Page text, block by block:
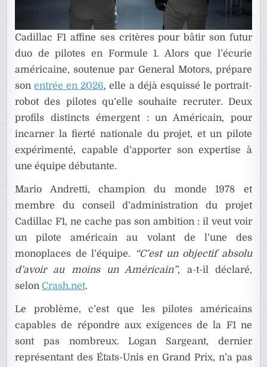
Cadillac F1 affine ses critères pour bâtir son futur
duo de pilotes en Formule 1. Alors que l’écurie
américaine, soutenue par General Motors, prépare
sonentrée en 2026, elle a déjà esquissé le portrait-
robot des pilotes qu’elle souhaite recruter. Deux
profils distincts émergent : un Américain, pour
incarner la fierté nationale du projet, et un pilote
expérimenté, capable d’apporter son expertise à
une équipe débutante.
Mario Andretti, champion du monde 1978 et
membre du conseil d’administration du projet
Cadillac F1, ne cache pas son ambition : il veut voir
un pilote américain au volant de l’une des
monoplaces de l’équipe.
“C’est un objectif absolu
d’avoir au moins un Américain”, a-t-il déclaré,
selonCrash.net.
Le problème, c’est que les pilotes américains
capables de répondre aux exigences de la F1 ne
sont pas nombreux. Logan Sargeant, dernier
représentant des États-Unis en Grand Prix, n’a pas